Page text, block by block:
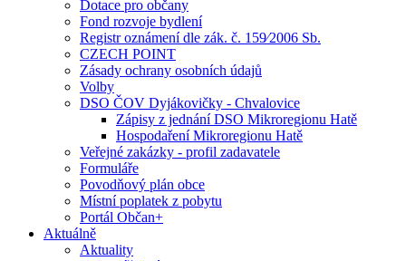
Dotace pro občany
Fond rozvoje bydlení
Registr oznámení dle zák. č. 159⁄2006 Sb.
CZECH POINT
Zásady ochrany osobních údajů
Volby
DSO ČOV Dyjákovičky - Chvalovice
Zápisy z jednání DSO Mikroregionu Hatě
Hospodaření Mikroregionu Hatě
Veřejné zakázky - profil zadavatele
Formuláře
Povodňový plán obce
Místní poplatek z pobytu
Portál Občan+
Aktuálně
Aktuality